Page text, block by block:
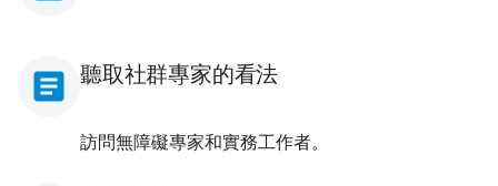
article 聽取社群專家的看法
訪問無障礙專家和實務工作者。